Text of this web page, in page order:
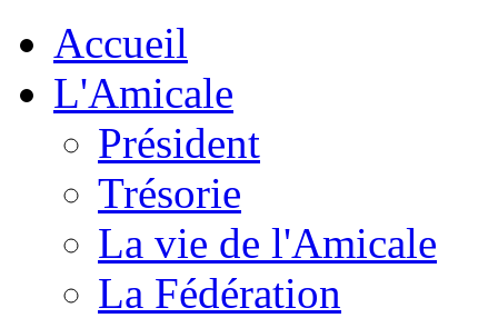
Accueil
L'Amicale
Président
Trésorie
La vie de l'Amicale
La Fédération